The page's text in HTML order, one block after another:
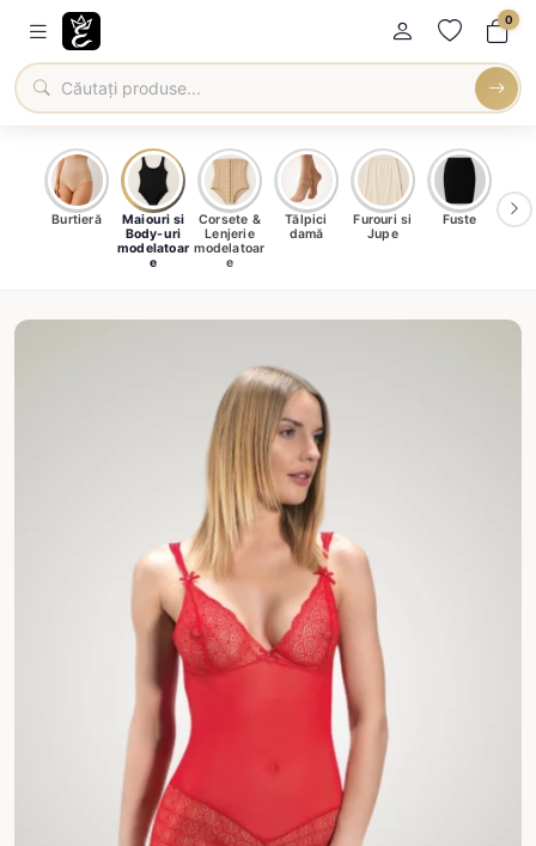
0
Burtieră
Maiouri si
Body-uri
modelatoar
e
Corsete &
Lenjerie
modelatoar
e
Tălpici
damă
Furouri si
Jupe
Fuste